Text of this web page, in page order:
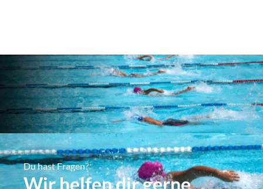
Du hast Fragen?
Wir helfen dir gerne